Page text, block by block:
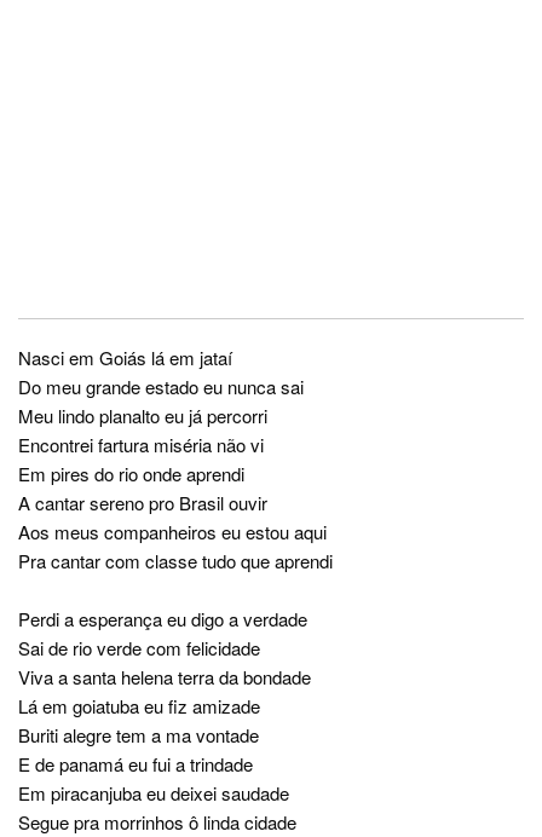
Nasci em Goiás lá em jataí
Do meu grande estado eu nunca sai
Meu lindo planalto eu já percorri
Encontrei fartura miséria não vi
Em pires do rio onde aprendi
A cantar sereno pro Brasil ouvir
Aos meus companheiros eu estou aqui
Pra cantar com classe tudo que aprendi
Perdi a esperança eu digo a verdade
Sai de rio verde com felicidade
Viva a santa helena terra da bondade
Lá em goiatuba eu fiz amizade
Buriti alegre tem a ma vontade
E de panamá eu fui a trindade
Em piracanjuba eu deixei saudade
Segue pra morrinhos ô linda cidade